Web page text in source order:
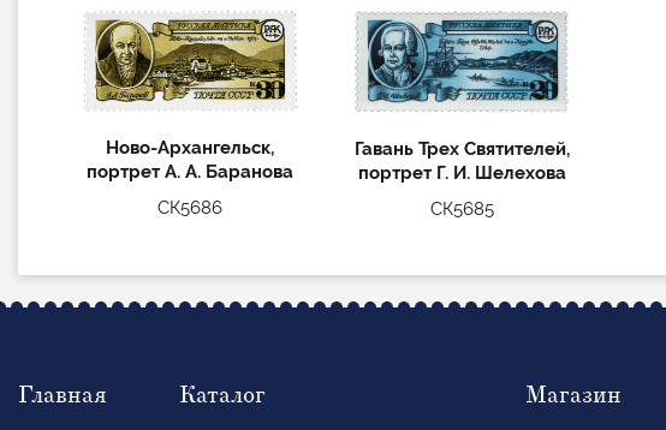
Ново-Архангельск,
портрет А. А. Баранова
СК5686
Гавань Трех Святителей,
портрет Г. И. Шелехова
СК5685
Главная Каталог Магазин